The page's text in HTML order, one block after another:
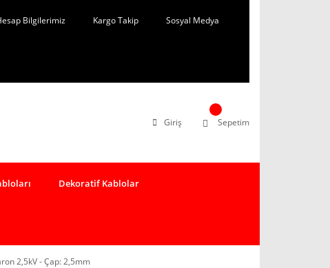
Bilgilerimiz Kargo Takip Sosyal Medya
Giriş Sepetim
Dekoratif Kablolar
2,5kV - Çap: 2,5mm